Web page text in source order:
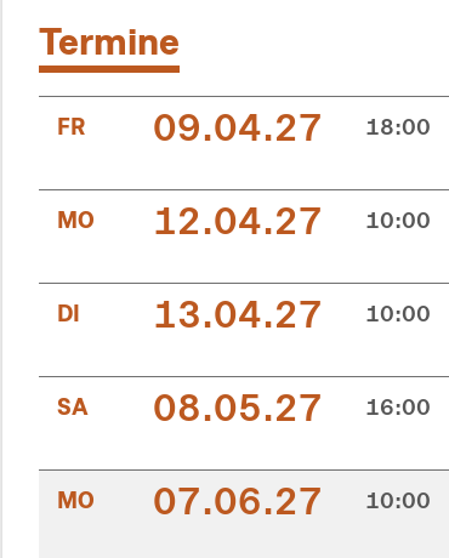
Termine
FR 09.04.27 18:00
MO 12.04.27 10:00
DI 13.04.27 10:00
SA 08.05.27 16:00
MO 07.06.27 10:00